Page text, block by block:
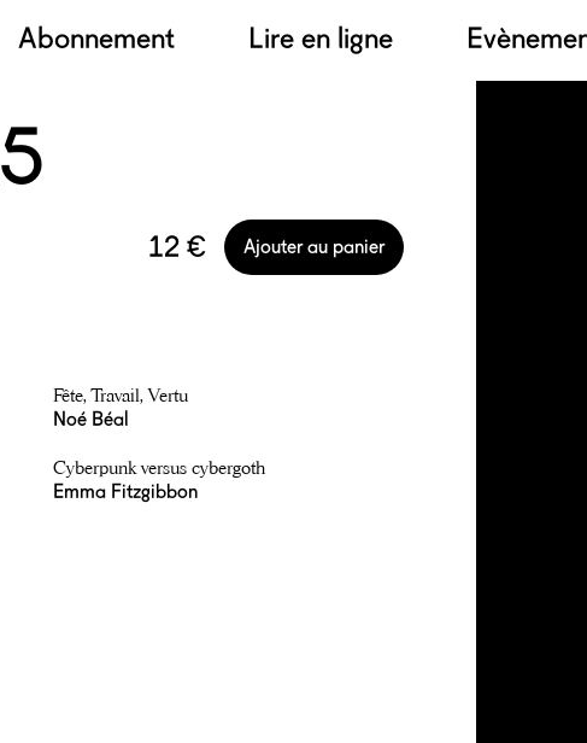
Abonnement Lire en ligne
12 € Ajouter au panier
Fête, Travail, Vertu
Noé Béal
Cyberpunk versus cybergoth
Emma Fitzgibbon